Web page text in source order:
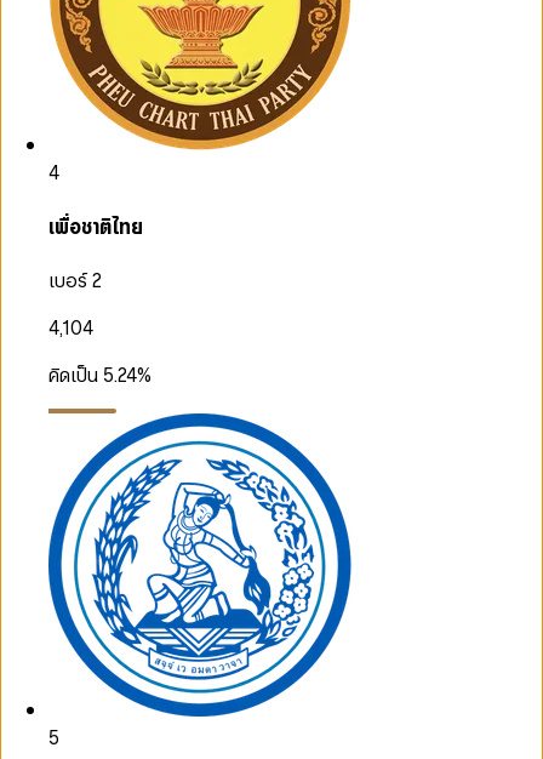
4
เพื่อชาติไทย
เบอร์ 2
4,104
คิดเป็น 5.24%
5